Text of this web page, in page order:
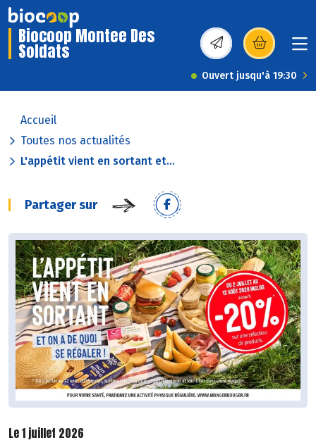
Biocoop Montee Des
Soldats (s’ouvre dans une
Ouvert jusqu'à 19:30
Accueil
Toutes nos actualités
L'appétit vient en sortant et...
Partager sur
Le 1 juillet 2026